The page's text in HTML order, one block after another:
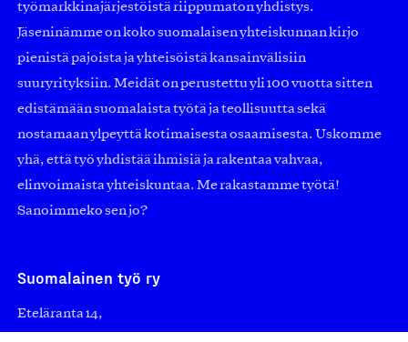
työmarkkinajärjestöistä riippumaton yhdistys.
Jäseninämme on koko suomalaisen yhteiskunnan kirjo
pienistä pajoista ja yhteisöistä kansainvälisiin
suuryrityksiin. Meidät on perustettu yli 100 vuotta sitten
edistämään suomalaista työtä ja teollisuutta sekä
nostamaan ylpeyttä kotimaisesta osaamisesta. Uskomme
yhä, että työ yhdistää ihmisiä ja rakentaa vahvaa,
elinvoimaista yhteiskuntaa. Me rakastamme työtä!
Sanoimmeko sen jo?
Suomalainen työ ry
Eteläranta 14,